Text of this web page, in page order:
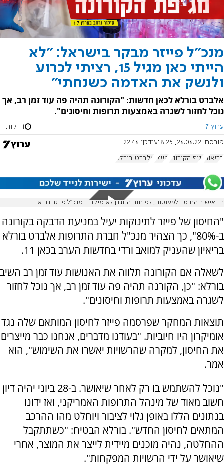
מנכ"ל פייזר מבקר בישראל: "לא
הייתי כאן מגיל 15, רציתי לכרוע
ולנשק את האדמה כשנחתי"
אלברט בורלא לכאן חדשות: "הקורונה תהיה פה עוד זמן רב, אך
נוכל לחזור לשגרה באמצעות תרופות וחיסונים".
ערוץ 7 1 דקות
פורסם: 26.06.22, 18:25 עודכן: 22:46
בריאות נגיף הקורונה פייזר אלברט בורלא
בין אישור החיסון לפעוטות, לפיתוח הנוגדן לאומיקרון: מנכ"ל פייזר בריאיון
"החיסון של פייזר לתינוקות יעיל במניעת הדבקה בקורונה
ב-80%", כך הצהיר מנכ"ל חברת התרופות אלברט בורלא
בריאיון שהעניק למואב ורדי בחדשות הערב בכאן 11.
לשאלה אם הקורונה תלווה את האנושות עוד זמן רב השיב
בורלא: "כן, הקורנה תהיה פה עוד זמן רב, אך נוכל לחזור
לשגרה באמצעות תרופות וחיסונים".
תוצאות המחקר שפרסמה פייזר לחיסון המותאם שלה נגד
אומיקרון היו חיוביות. "בעודנו מדברים, אנחנו כבר מייצרים
את החיסון, למקרה שהרשויות יאשרו את השימוש", הוא
אמר.
"נוכל להשתמש בו רק לאחר שיאושר. ב-28 ביוני יהיה דיון
חשוב מאוד של מינהל התרופות האמריקני, ואז ידונו
בנתונים הללו באופן גלוי לציבור ויוחלט מהו ההרכב
המתאים לחיסון החדש". בורלא הבטיח: "כשתתקבל
ההחלטה, נהיה מוכנים מיידית לייצר את המוצר, אחרי
שיאושר על ידי הרשויות המפקחות".